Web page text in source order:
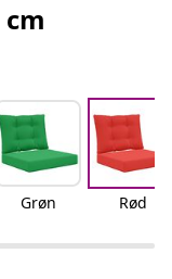
Grøn Rød